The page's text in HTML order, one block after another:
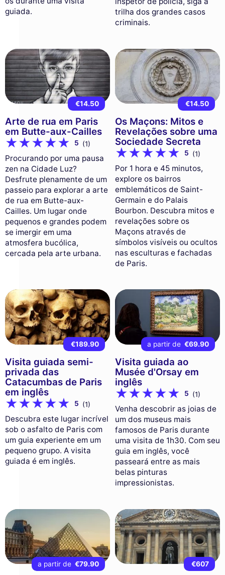
guiada.
trilha dos grandes casos
criminais.
€14.50
Arte de rua em Paris
em Butte-aux-Cailles
5 (1)
Procurando por uma pausa
zen na Cidade Luz?
Desfrute plenamente de um
passeio para explorar a arte
de rua em Butte-aux-
Cailles. Um lugar onde
pequenos e grandes podem
se imergir em uma
atmosfera bucólica,
cercada pela arte urbana.
€14.50
Os Maçons: Mitos e
Revelações sobre uma
Sociedade Secreta
5 (1)
Por 1 hora e 45 minutos,
explore os bairros
emblemáticos de Saint-
Germain e do Palais
Bourbon. Descubra mitos e
revelações sobre os
Maçons através de
símbolos visíveis ou ocultos
nas esculturas e fachadas
de Paris.
€189.90
Visita guiada semi-
privada das
Catacumbas de Paris
em inglês
5 (1)
Descubra este lugar incrível
sob o asfalto de Paris com
um guia experiente em um
pequeno grupo. A visita
guiada é em inglês.
a partir de €69.90
Visita guiada ao
Musée d'Orsay em
inglês
5 (1)
Venha descobrir as joias de
um dos museus mais
famosos de Paris durante
uma visita de 1h30. Com seu
guia em inglês, você
passeará entre as mais
belas pinturas
impressionistas.
a partir de €79.90 €607